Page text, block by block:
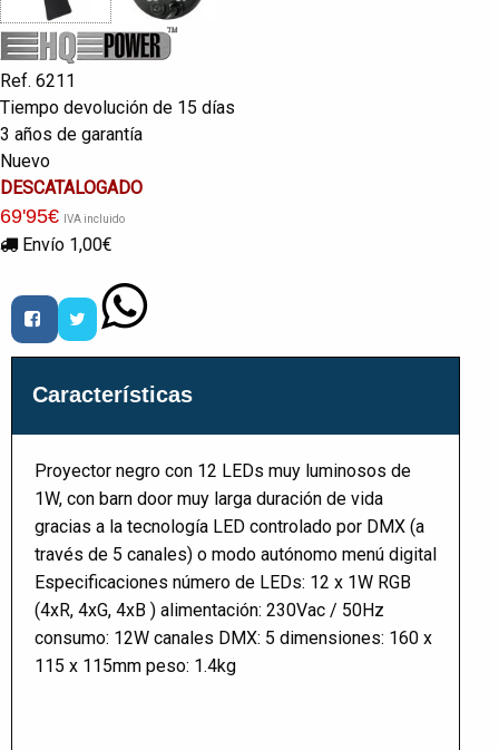
Ref. 6211
Tiempo devolución de 15 días
3 años de garantía
Nuevo
DESCATALOGADO
69'95€ IVA incluido
Envío 1,00€
Características
Proyector negro con 12 LEDs muy luminosos de
1W, con barn door muy larga duración de vida
gracias a la tecnología LED controlado por DMX (a
través de 5 canales) o modo autónomo menú digital
Especificaciones número de LEDs: 12 x 1W RGB
(4xR, 4xG, 4xB ) alimentación: 230Vac / 50Hz
consumo: 12W canales DMX: 5 dimensiones: 160 x
115 x 115mm peso: 1.4kg